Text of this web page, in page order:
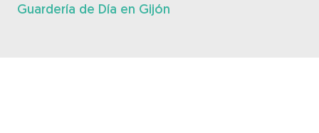
Guardería de Día en Gijón